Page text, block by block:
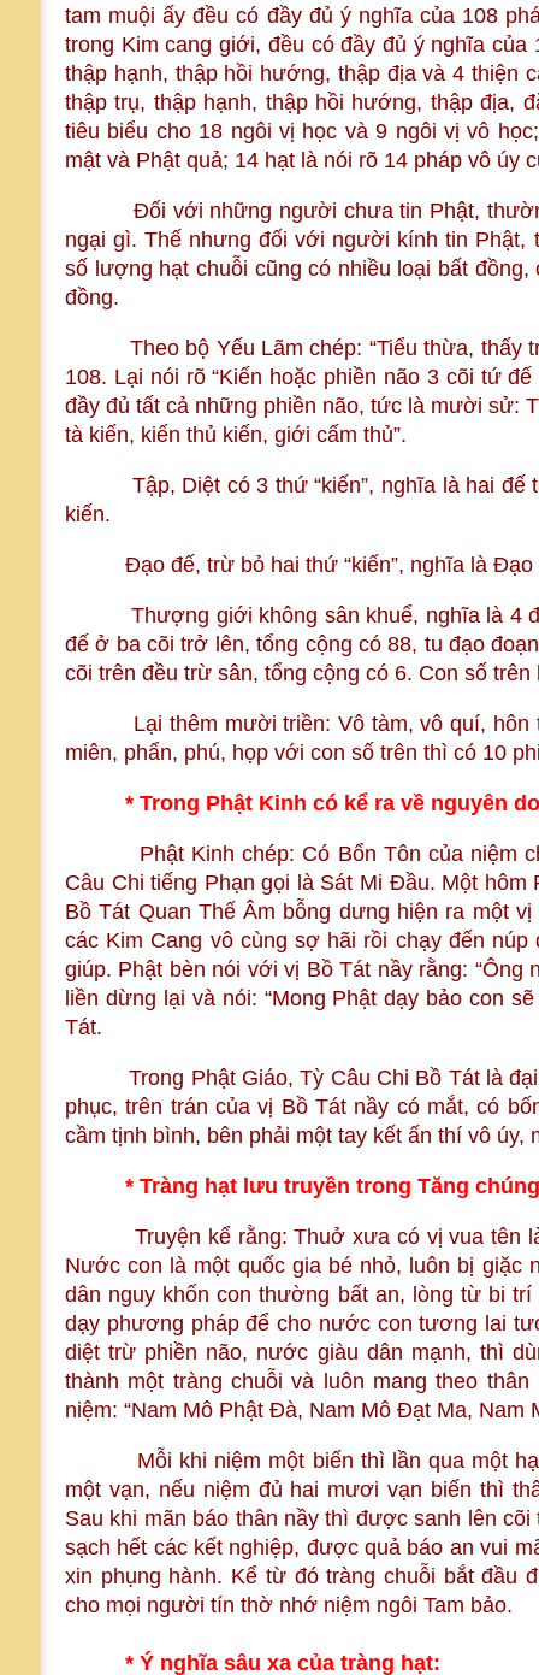
tam muội ấy đều có đầy đủ ý nghĩa của 108
trong Kim cang giới, đều có đầy đủ ý nghĩa
thập hạnh, thập hồi hướng, thập địa và 4 thiện
thập trụ, thập hạnh, thập hồi hướng, thập địa,
tiêu biểu cho 18 ngôi vị học và 9 ngôi vị vô
mật và Phật quả; 14 hạt là nói rõ 14 pháp vô úy
Đối với những người chưa tin Phật, thường
ngại gì. Thế nhưng đối với người kính tin Phật,
số lượng hạt chuỗi cũng có nhiều loại bất
đồng.
Theo bộ Yếu Lãm chép: “Tiểu thừa, thấy
108. Lại nói rõ “Kiến hoặc phiền não 3 cõi tứ
đầy đủ tất cả những phiền não, tức là mười sử:
tà kiến, kiến thủ kiến, giới cấm thủ”.
Tập, Diệt có 3 thứ “kiến”, nghĩa là hai đế
kiến.
Đạo đế, trừ bỏ hai thứ “kiến”, nghĩa là Đạo
Thượng giới không sân khuể, nghĩa là 4
đế ở ba cõi trở lên, tổng cộng có 88, tu đạo
cõi trên đều trừ sân, tổng cộng có 6. Con số
Lại thêm mười triền: Vô tàm, vô quí, hôn
miên, phẩn, phú, họp với con số trên thì có 10
* Trong Phật Kinh có kể ra về nguyên
Phật Kinh chép: Có Bổn Tôn của niệm
Câu Chi tiếng Phạn gọi là Sát Mi Đầu. Một
Bồ Tát Quan Thế Âm bỗng dưng hiện ra một
các Kim Cang vô cùng sợ hãi rồi chạy đến
giúp. Phật bèn nói với vị Bồ Tát nầy rằng:
liền dừng lại và nói: “Mong Phật dạy bảo con
Tát.
Trong Phật Giáo, Tỳ Câu Chi Bồ Tát là đại
phục, trên trán của vị Bồ Tát nầy có mắt, có
cầm tịnh bình, bên phải một tay kết ấn thí vô úy,
* Tràng hạt lưu truyền trong Tăng
Truyện kể rằng: Thuở xưa có vị vua tên là
Nước con là một quốc gia bé nhỏ, luôn bị giặc
dân nguy khốn con thường bất an, lòng từ bi
dạy phương pháp để cho nước con tương lai
diệt trừ phiền não, nước giàu dân mạnh, thì
thành một tràng chuỗi và luôn mang theo
niệm: “Nam Mô Phật Đà, Nam Mô Đạt Ma, Nam
Mỗi khi niệm một biến thì lần qua một hạt
một vạn, nếu niệm đủ hai mươi vạn biến thì
Sau khi mãn báo thân nầy thì được sanh lên
sạch hết các kết nghiệp, được quả báo an vui
xin phụng hành. Kể từ đó tràng chuỗi bắt đầu
cho mọi người tín thờ nhớ niệm ngôi Tam bảo.
* Ý nghĩa sâu xa của tràng hạt: